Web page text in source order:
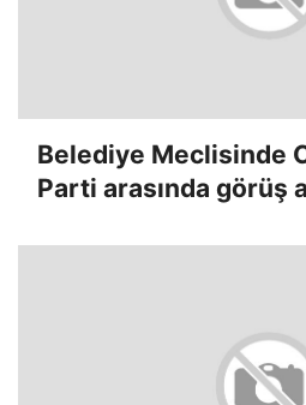
Belediye Meclisinde
Parti arasında görüş